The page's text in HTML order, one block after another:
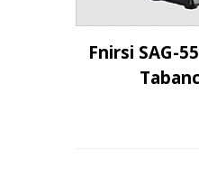
Fnirsi SAG-